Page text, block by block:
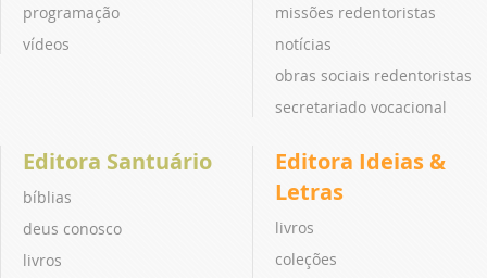
programação
vídeos
missões redentoristas
notícias
obras sociais redentoristas
secretariado vocacional
Editora Santuário
bíblias
deus conosco
livros
Editora Ideias &
Letras
livros
coleções